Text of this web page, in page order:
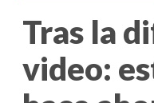
Tras la
video: